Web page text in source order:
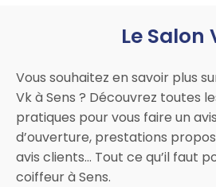
Le Salon
Vous souhaitez en savoir plus
Vk à Sens ? Découvrez toutes
pratiques pour vous faire un
d’ouverture, prestations
avis clients… Tout ce qu’il faut
coiffeur à Sens.